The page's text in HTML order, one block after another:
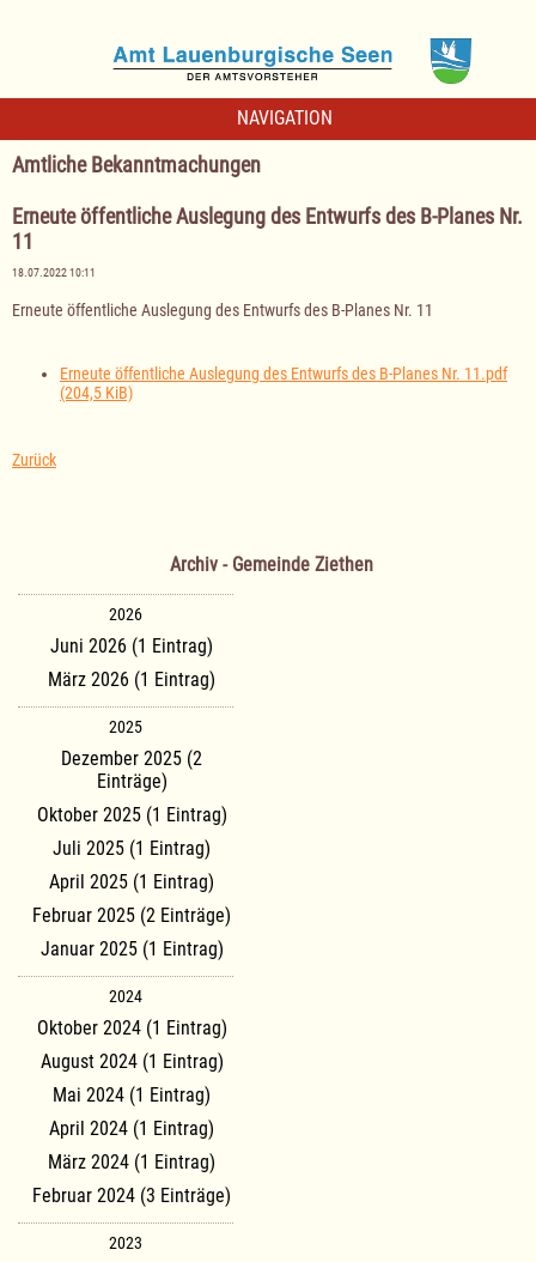
NAVIGATION
Amtliche Bekanntmachungen
Erneute öffentliche Auslegung des Entwurfs des B-Planes Nr.
11
18.07.2022 10:11
Erneute öffentliche Auslegung des Entwurfs des B-Planes Nr. 11
Erneute öffentliche Auslegung des Entwurfs des B-Planes Nr. 11.pdf
(204,5 KiB)
Zurück
Archiv - Gemeinde Ziethen
2026
Juni 2026 (1 Eintrag)
März 2026 (1 Eintrag)
2025
Dezember 2025 (2
Einträge)
Oktober 2025 (1 Eintrag)
Juli 2025 (1 Eintrag)
April 2025 (1 Eintrag)
Februar 2025 (2 Einträge)
Januar 2025 (1 Eintrag)
2024
Oktober 2024 (1 Eintrag)
August 2024 (1 Eintrag)
Mai 2024 (1 Eintrag)
April 2024 (1 Eintrag)
März 2024 (1 Eintrag)
Februar 2024 (3 Einträge)
2023